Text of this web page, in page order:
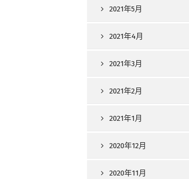
2021年5月
2021年4月
2021年3月
2021年2月
2021年1月
2020年12月
2020年11月